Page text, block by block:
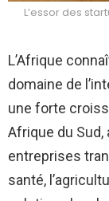
L’essor des
L’Afrique
domaine de
une forte
Afrique du Sud,
entreprises
santé,